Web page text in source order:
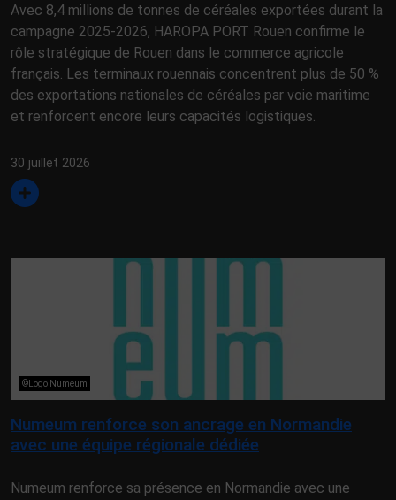
Avec 8,4 millions de tonnes de céréales exportées durant la
campagne 2025-2026, HAROPA PORT Rouen confirme le
rôle stratégique de Rouen dans le commerce agricole
français. Les terminaux rouennais concentrent plus de 50 %
des exportations nationales de céréales par voie maritime
et renforcent encore leurs capacités logistiques.
30 juillet 2026
©Logo Numeum
Numeum renforce son ancrage en Normandie
avec une équipe régionale dédiée
Numeum renforce sa présence en Normandie avec une